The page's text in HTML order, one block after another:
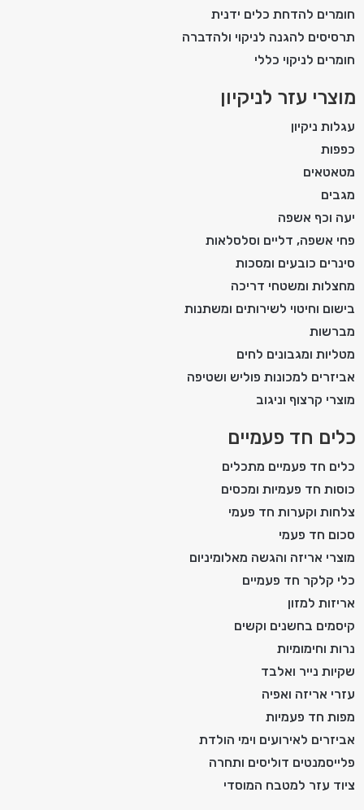
חומרים להדחת כלים ידנית
תרסיסים להגנה לניקוי ולהדברה
חומרים לניקוי כללי
מוצרי עזר לניקיון
עגלות ניקיון
כפפות
מטאטאים
מגבים
יעה וכף אשפה
פחי אשפה, דליים וסלסלאות
סינרים כובעים ומסכות
מחצלות ומשטחי דריכה
בישום וחיטוי לשירותים ומשתנות
מברשות
מטליות ומגבונים לחים
אביזרים למכונות פוליש ושטיפה
מוצרי קרצוף וניגוב
כלים חד פעמיים
כלים חד פעמיים מתכלים
כוסות חד פעמיות ומכסים
צלחות וקערות חד פעמי
סכום חד פעמי
מוצרי אריזה והגשה מאלומיניום
כלי קלקר חד פעמיים
אריזות למזון
קיסמים בחשנים וקשים
נרות וחימומיות
שקיות נייר ואלבד
עזרי אריזה ואפיה
מפות חד פעמיות
אביזרים לאירועים וימי הולדת
פלייסמנטים דוליסים ותחרה
ציוד עזר למטבח המוסדי